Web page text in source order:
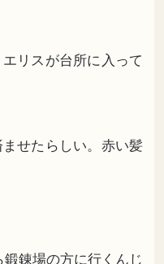
リスが台所に入って
せたらしい。赤い髪
鍛錬場の方に行くんじ